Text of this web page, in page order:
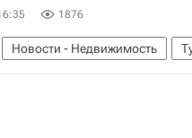
1876
Новости - Недвижимость